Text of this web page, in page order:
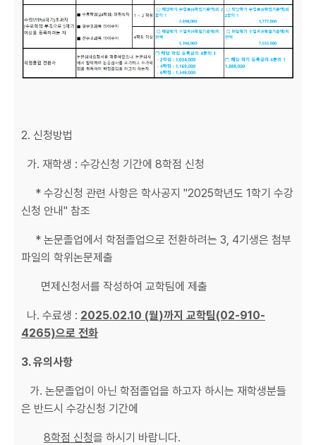
2. 신청방법
가. 재학생 : 수강신청 기간에 8학점 신청
* 수강신청 관련 사항은 학사공지 "2025학년도 1학기 수강
신청 안내" 참조
* 논문졸업에서 학점졸업으로 전환하려는 3, 4기생은 첨부
파일의 학위논문제출
면제신청서를 작성하여 교학팀에 제출
나. 수료생 : 2025.02.10 (월)까지 교학팀(02-910-
4265)으로 전화
3.유의사항
가. 논문졸업이 아닌 학점졸업을 하고자 하시는 재학생분들
은 반드시 수강신청 기간에
8학점 신청을 하시기 바랍니다.